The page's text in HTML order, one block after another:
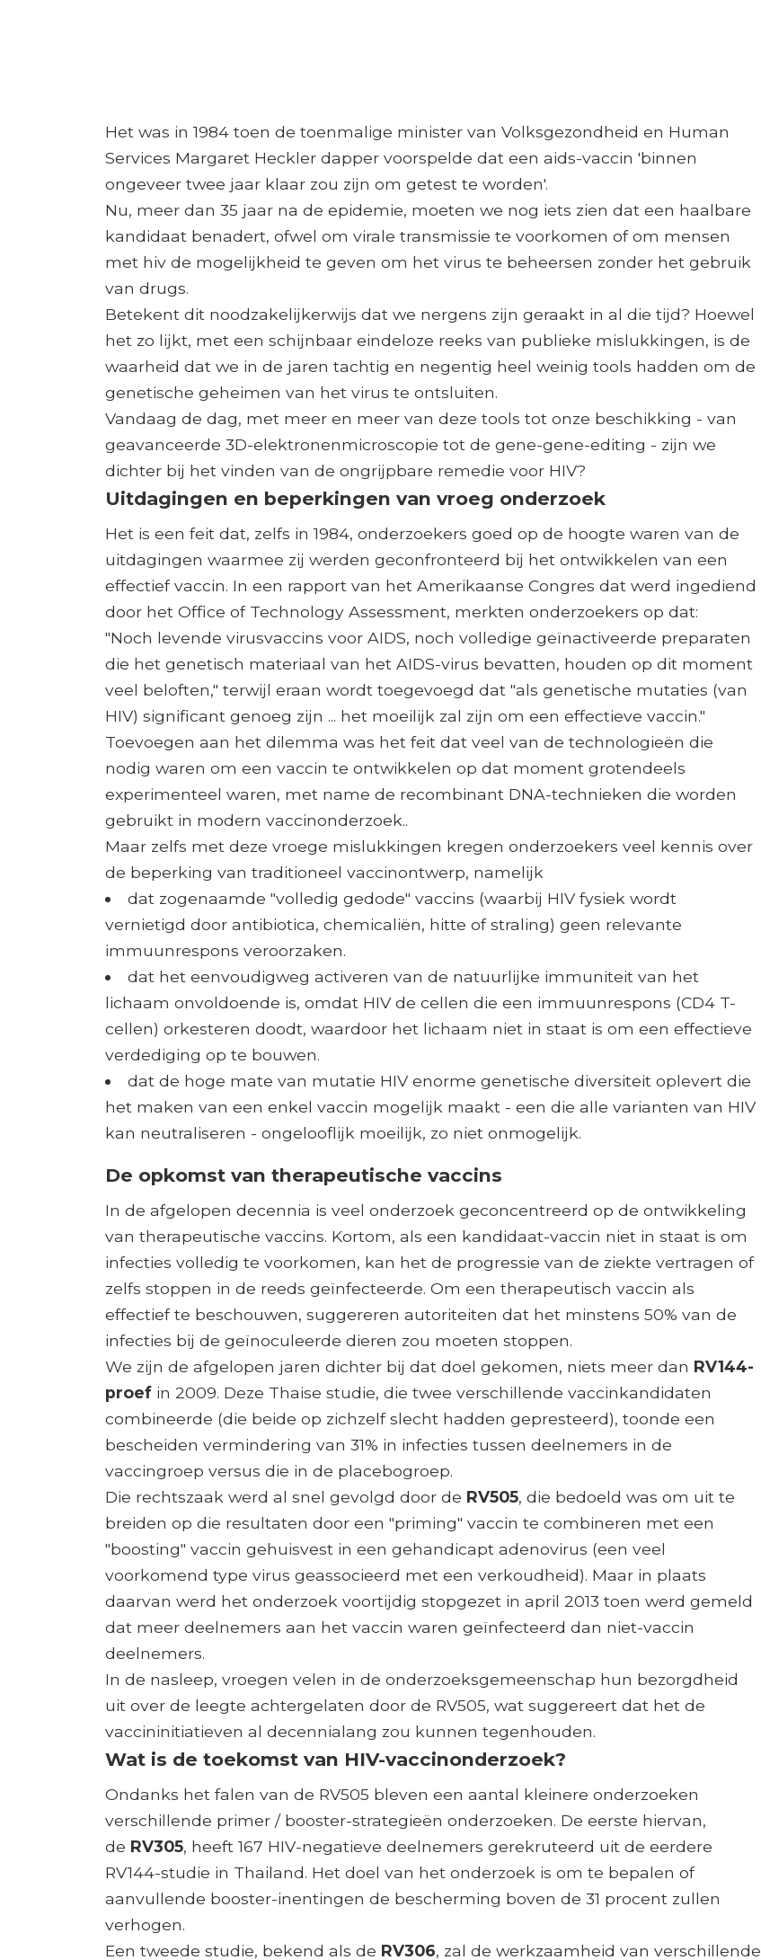
Het was in 1984 toen de toenmalige minister van Volksgezondheid en Human
Services Margaret Heckler dapper voorspelde dat een aids-vaccin 'binnen
ongeveer twee jaar klaar zou zijn om getest te worden'.
Nu, meer dan 35 jaar na de epidemie, moeten we nog iets zien dat een haalbare
kandidaat benadert, ofwel om virale transmissie te voorkomen of om mensen
met hiv de mogelijkheid te geven om het virus te beheersen zonder het gebruik
van drugs.
Betekent dit noodzakelijkerwijs dat we nergens zijn geraakt in al die tijd? Hoewel
het zo lijkt, met een schijnbaar eindeloze reeks van publieke mislukkingen, is de
waarheid dat we in de jaren tachtig en negentig heel weinig tools hadden om de
genetische geheimen van het virus te ontsluiten.
Vandaag de dag, met meer en meer van deze tools tot onze beschikking - van
geavanceerde 3D-elektronenmicroscopie tot de gene-gene-editing - zijn we
dichter bij het vinden van de ongrijpbare remedie voor HIV?
Uitdagingen en beperkingen van vroeg onderzoek
Het is een feit dat, zelfs in 1984, onderzoekers goed op de hoogte waren van de
uitdagingen waarmee zij werden geconfronteerd bij het ontwikkelen van een
effectief vaccin. In een rapport van het Amerikaanse Congres dat werd ingediend
door het Office of Technology Assessment, merkten onderzoekers op dat:
"Noch levende virusvaccins voor AIDS, noch volledige geïnactiveerde preparaten
die het genetisch materiaal van het AIDS-virus bevatten, houden op dit moment
veel beloften," terwijl eraan wordt toegevoegd dat "als genetische mutaties (van
HIV) significant genoeg zijn ... het moeilijk zal zijn om een ​​effectieve vaccin."
Toevoegen aan het dilemma was het feit dat veel van de technologieën die
nodig waren om een ​​vaccin te ontwikkelen op dat moment grotendeels
experimenteel waren, met name de recombinant DNA-technieken die worden
gebruikt in modern vaccinonderzoek..
Maar zelfs met deze vroege mislukkingen kregen onderzoekers veel kennis over
de beperking van traditioneel vaccinontwerp, namelijk
dat zogenaamde "volledig gedode" vaccins (waarbij HIV fysiek wordt
vernietigd door antibiotica, chemicaliën, hitte of straling) geen relevante
immuunrespons veroorzaken.
dat het eenvoudigweg activeren van de natuurlijke immuniteit van het
lichaam onvoldoende is, omdat HIV de cellen die een immuunrespons (CD4 T-
cellen) orkesteren doodt, waardoor het lichaam niet in staat is om een ​​effectieve
verdediging op te bouwen.
dat de hoge mate van mutatie HIV enorme genetische diversiteit oplevert die
het maken van een enkel vaccin mogelijk maakt - een die alle varianten van HIV
kan neutraliseren - ongelooflijk moeilijk, zo niet onmogelijk.
De opkomst van therapeutische vaccins
In de afgelopen decennia is veel onderzoek geconcentreerd op de ontwikkeling
van therapeutische vaccins. Kortom, als een kandidaat-vaccin niet in staat is om
infecties volledig te voorkomen, kan het de progressie van de ziekte vertragen of
zelfs stoppen in de reeds geïnfecteerde. Om een ​​therapeutisch vaccin als
effectief te beschouwen, suggereren autoriteiten dat het minstens 50% van de
infecties bij de geïnoculeerde dieren zou moeten stoppen.
We zijn de afgelopen jaren dichter bij dat doel gekomen, niets meer dan RV144-
proef in 2009. Deze Thaise studie, die twee verschillende vaccinkandidaten
combineerde (die beide op zichzelf slecht hadden gepresteerd), toonde een
bescheiden vermindering van 31% in infecties tussen deelnemers in de
vaccingroep versus die in de placebogroep.
Die rechtszaak werd al snel gevolgd door de RV505, die bedoeld was om uit te
breiden op die resultaten door een "priming" vaccin te combineren met een
"boosting" vaccin gehuisvest in een gehandicapt adenovirus (een veel
voorkomend type virus geassocieerd met een verkoudheid). Maar in plaats
daarvan werd het onderzoek voortijdig stopgezet in april 2013 toen werd gemeld
dat meer deelnemers aan het vaccin waren geïnfecteerd dan niet-vaccin
deelnemers.
In de nasleep, vroegen velen in de onderzoeksgemeenschap hun bezorgdheid
uit over de leegte achtergelaten door de RV505, wat suggereert dat het de
vaccininitiatieven al decennialang zou kunnen tegenhouden.
Wat is de toekomst van HIV-vaccinonderzoek?
Ondanks het falen van de RV505 bleven een aantal kleinere onderzoeken
verschillende primer / booster-strategieën onderzoeken. De eerste hiervan,
de RV305, heeft 167 HIV-negatieve deelnemers gerekruteerd uit de eerdere
RV144-studie in Thailand. Het doel van het onderzoek is om te bepalen of
aanvullende booster-inentingen de bescherming boven de 31 procent zullen
verhogen.
Een tweede studie, bekend als de RV306, zal de werkzaamheid van verschillende